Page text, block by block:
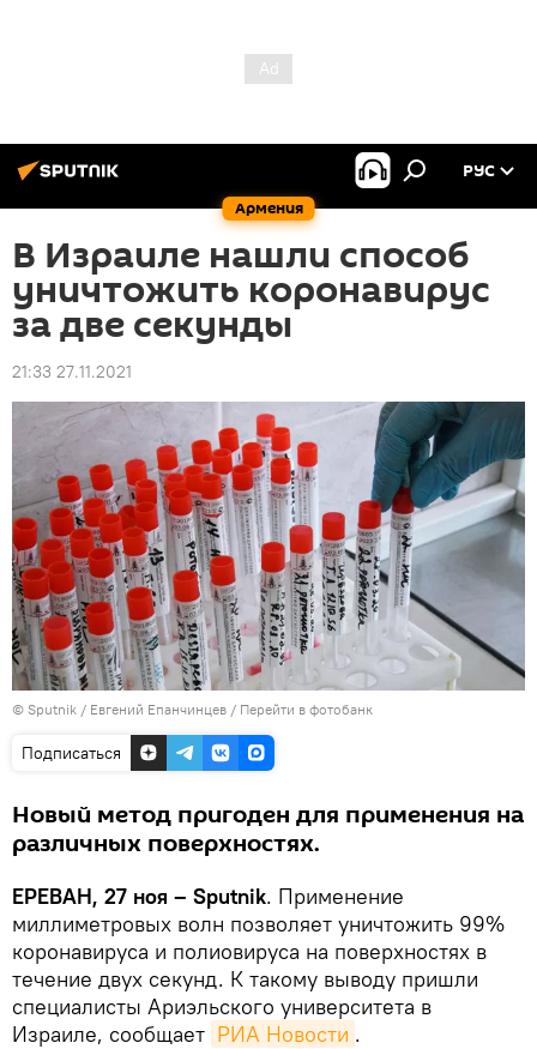
Армения
РУС
В Израиле нашли способ
уничтожить коронавирус
за две секунды
21:33 27.11.2021
© Sputnik / Евгений Епанчинцев / Перейти в фотобанк
Подписаться
Новый метод пригоден для применения на
различных поверхностях.
ЕРЕВАН, 27 ноя – Sputnik. Применение
миллиметровых волн позволяет уничтожить 99%
коронавируса и полиовируса на поверхностях в
течение двух секунд. К такому выводу пришли
специалисты Ариэльского университета в
Израиле, сообщает РИА Новости .